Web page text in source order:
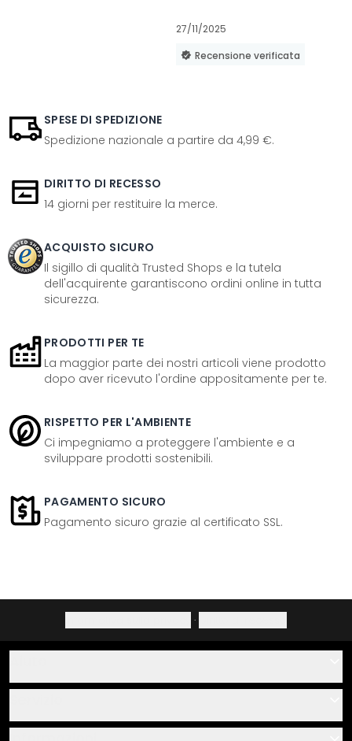
27/11/2025
Recensione verificata
SPESE DI SPEDIZIONE
Spedizione nazionale a partire da 4,99 €.
DIRITTO DI RECESSO
14 giorni per restituire la merce.
ACQUISTO SICURO
Il sigillo di qualità Trusted Shops e la tutela
dell'acquirente garantiscono ordini online in tutta
sicurezza.
PRODOTTI PER TE
La maggior parte dei nostri articoli viene prodotto
dopo aver ricevuto l'ordine appositamente per te.
RISPETTO PER L'AMBIENTE
Ci impegniamo a proteggere l'ambiente e a
sviluppare prodotti sostenibili.
PAGAMENTO SICURO
Pagamento sicuro grazie al certificato SSL.
·
Chi siamo